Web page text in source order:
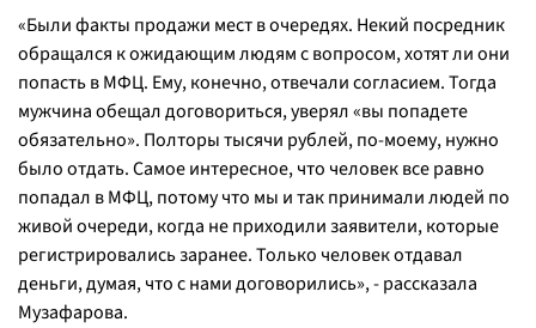
«Были факты продажи мест в очередях. Некий посредник
обращался к ожидающим людям с вопросом, хотят ли они
попасть в МФЦ. Ему, конечно, отвечали согласием. Тогда
мужчина обещал договориться, уверял «вы попадете
обязательно». Полторы тысячи рублей, по-моему, нужно
было отдать. Самое интересное, что человек все равно
попадал в МФЦ, потому что мы и так принимали людей по
живой очереди, когда не приходили заявители, которые
регистрировались заранее. Только человек отдавал
деньги, думая, что с нами договорились», - рассказала
Музафарова.